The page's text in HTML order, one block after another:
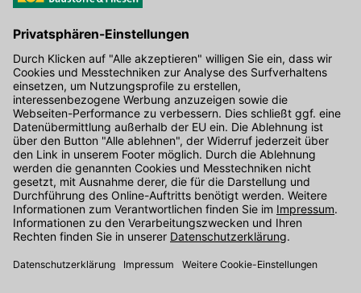
Hier gibt's die kostenlose App
Kontakt
Unser Onlineshop Team ist montags bis freitags von 08:00 - 17:00
Uhr unter der Telefonnummer07071 / 151-151für Sie erreichbar.
Alternativ können Sie unser Kontaktformular nutzen.
Den Kontakt direkt in unsere Niederlassungen finden Sie